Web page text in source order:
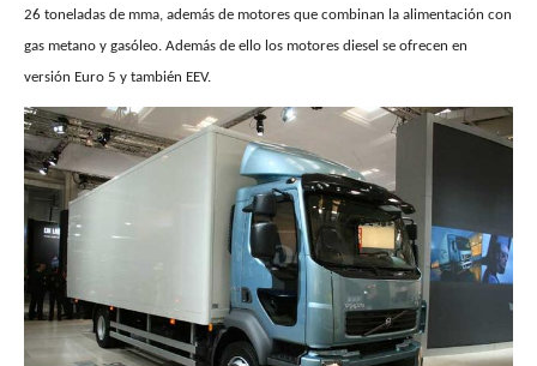
26 toneladas de mma, además de motores que combinan la alimentación con
gas metano y gasóleo. Además de ello los motores diesel se ofrecen en
versión Euro 5 y también EEV.